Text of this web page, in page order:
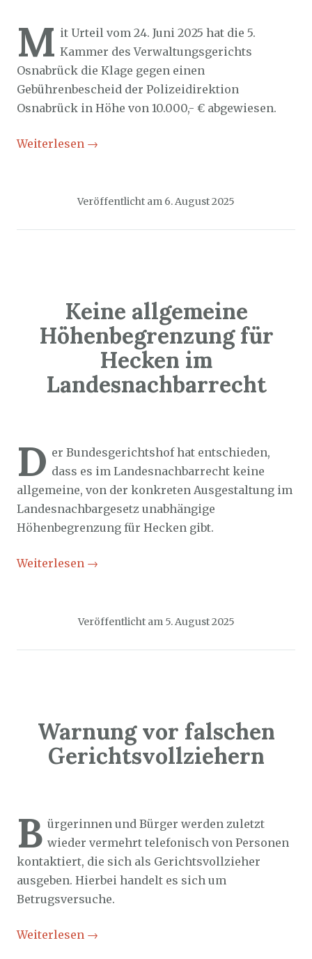
M it Urteil vom 24. Juni 2025 hat die 5.
Kammer des Verwaltungsgerichts
Osnabrück die Klage gegen einen
Gebührenbescheid der Polizeidirektion
Osnabrück in Höhe von 10.000,- € abgewiesen.
Weiterlesen →
Veröffentlicht am 6. August 2025
Keine allgemeine
Höhenbegrenzung für
Hecken im
Landesnachbarrecht
D er Bundesgerichtshof hat entschieden,
dass es im Landesnachbarrecht keine
allgemeine, von der konkreten Ausgestaltung im
Landesnachbargesetz unabhängige
Höhenbegrenzung für Hecken gibt.
Weiterlesen →
Veröffentlicht am 5. August 2025
Warnung vor falschen
Gerichtsvollziehern
B ürgerinnen und Bürger werden zuletzt
wieder vermehrt telefonisch von Personen
kontaktiert, die sich als Gerichtsvollzieher
ausgeben. Hierbei handelt es sich um
Betrugsversuche.
Weiterlesen →